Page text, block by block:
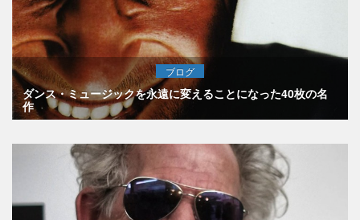
ブログ
ダンス・ミュージックを永遠に変えることになった40枚の名
作